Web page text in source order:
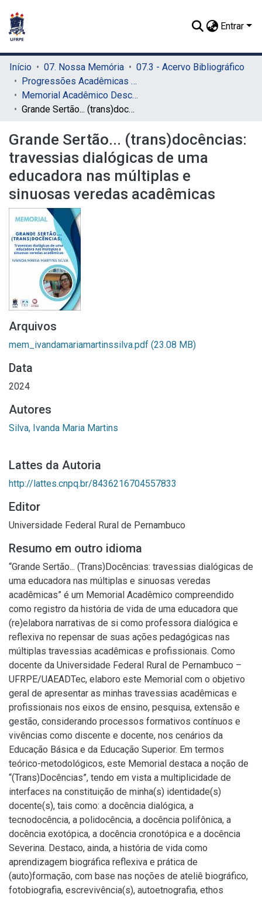
Entrar
Início 07. Nossa Memória
07.3 - Acervo Bibliográfico
Progressões Acadêmicas para Professor Titular
Memorial Acadêmico Descritivo
Grande Sertão... (trans)docências: travessias dialógicas de uma educadora nas múltiplas e sinuosas veredas acadêmicas
Grande Sertão... (trans)docências:
travessias dialógicas de uma
educadora nas múltiplas e
sinuosas veredas acadêmicas
Arquivos
mem_ivandamariamartinssilva.pdf (23.08 MB)
Data
2024
Autores
Silva, Ivanda Maria Martins
Lattes da Autoria
http://lattes.cnpq.br/8436216704557833
Editor
Universidade Federal Rural de Pernambuco
Resumo em outro idioma
“Grande Sertão... (Trans)Docências: travessias dialógicas de
uma educadora nas múltiplas e sinuosas veredas
acadêmicas” é um Memorial Acadêmico compreendido
como registro da história de vida de uma educadora que
(re)elabora narrativas de si como professora dialógica e
reflexiva no repensar de suas ações pedagógicas nas
múltiplas travessias acadêmicas e profissionais. Como
docente da Universidade Federal Rural de Pernambuco –
UFRPE/UAEADTec, elaboro este Memorial com o objetivo
geral de apresentar as minhas travessias acadêmicas e
profissionais nos eixos de ensino, pesquisa, extensão e
gestão, considerando processos formativos contínuos e
vivências como discente e docente, nos cenários da
Educação Básica e da Educação Superior. Em termos
teórico-metodológicos, este Memorial destaca a noção de
“(Trans)Docências”, tendo em vista a multiplicidade de
interfaces na constituição de minha(s) identidade(s)
docente(s), tais como: a docência dialógica, a
tecnodocência, a polidocência, a docência polifônica, a
docência exotópica, a docência cronotópica e a docência
Severina. Destaco, ainda, a história de vida como
aprendizagem biográfica reflexiva e prática de
(auto)formação, com base nas noções de ateliê biográfico,
fotobiografia, escrevivência(s), autoetnografia, ethos